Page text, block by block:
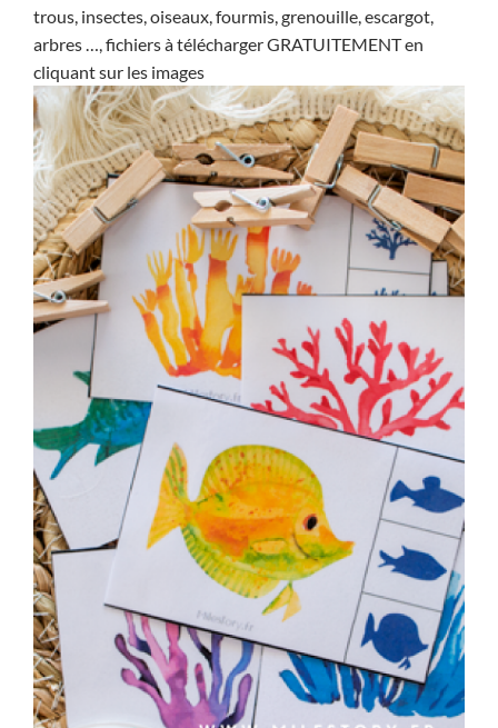
trous, insectes, oiseaux, fourmis, grenouille, escargot,
arbres …, fichiers à télécharger GRATUITEMENT en
cliquant sur les images